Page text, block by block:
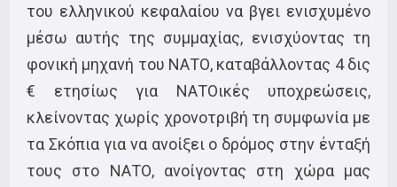
του ελληνικού κεφαλαίου να βγει ενισχυμένο
μέσω αυτής της συμμαχίας, ενισχύοντας τη
φονική μηχανή του ΝΑΤΟ, καταβάλλοντας 4 δις
€ ετησίως για ΝΑΤΟικές υποχρεώσεις,
κλείνοντας χωρίς χρονοτριβή τη συμφωνία με
τα Σκόπια για να ανοίξει ο δρόμος στην ένταξή
τους στο ΝΑΤΟ, ανοίγοντας στη χώρα μας